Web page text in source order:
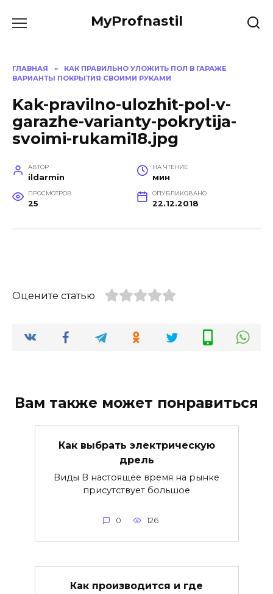
MyProfnastil
ГЛАВНАЯ »
КАК ПРАВИЛЬНО УЛОЖИТЬ ПОЛ В ГАРАЖЕ
ВАРИАНТЫ ПОКРЫТИЯ СВОИМИ РУКАМИ
Kak-pravilno-ulozhit-pol-v-
garazhe-varianty-pokrytija-
svoimi-rukami18.jpg
АВТОР
ildarmin
НА ЧТЕНИЕ
мин
ПРОСМОТРОВ
25
ОПУБЛИКОВАНО
22.12.2018
Оцените статью
Вам также может понравиться
Как выбрать электрическую
дрель
Виды В настоящее время на рынке
присутствует большое
0 126
Как производится и где